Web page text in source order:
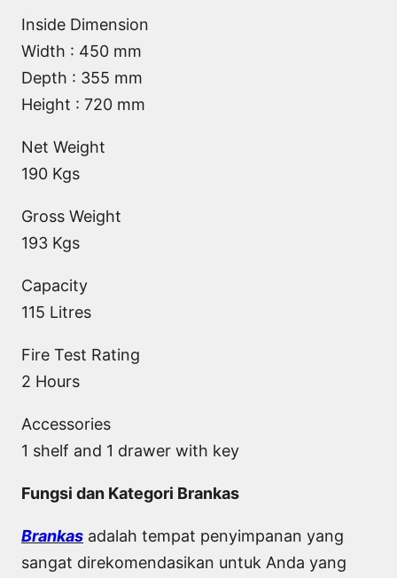
Inside Dimension
Width : 450 mm
Depth : 355 mm
Height : 720 mm
Net Weight
190 Kgs
Gross Weight
193 Kgs
Capacity
115 Litres
Fire Test Rating
2 Hours
Accessories
1 shelf and 1 drawer with key
Fungsi dan Kategori Brankas
Brankas adalah tempat penyimpanan yang
sangat direkomendasikan untuk Anda yang